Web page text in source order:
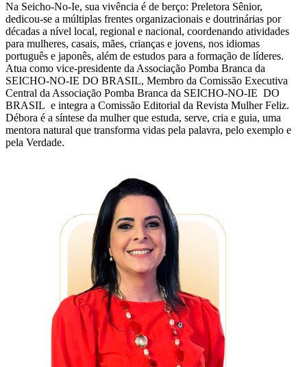
Na Seicho-No-Ie, sua vivência é de berço: Preletora Sênior,
dedicou-se a múltiplas frentes organizacionais e doutrinárias por
décadas a nível local, regional e nacional, coordenando atividades
para mulheres, casais, mães, crianças e jovens, nos idiomas
português e japonês, além de estudos para a formação de líderes.
Atua como vice-presidente da Associação Pomba Branca da
SEICHO-NO-IE DO BRASIL, Membro da Comissão Executiva
Central da Associação Pomba Branca da SEICHO-NO-IE DO
BRASIL e integra a Comissão Editorial da Revista Mulher Feliz.
Débora é a síntese da mulher que estuda, serve, cria e guia, uma
mentora natural que transforma vidas pela palavra, pelo exemplo e
pela Verdade.